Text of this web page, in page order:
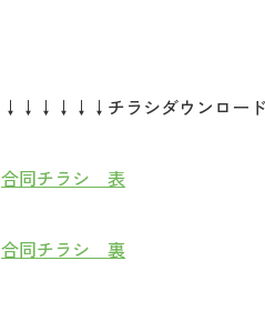
↓↓↓↓↓↓チラシダウンロー
合同チラシ 表
合同チラシ 裏